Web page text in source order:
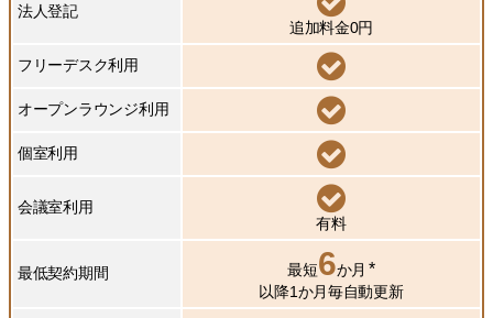
法人登記
追加料金0円
フリーデスク利用
オープンラウンジ利用
個室利用
会議室利用
有料
最低契約期間 最短6か月 *
以降1か月毎自動更新